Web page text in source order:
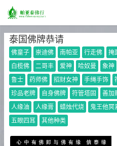
泰国佛牌恭请
佛童子 崇迪佛 南帕亚 行走佛 掩
白榄佛
二哥丰 爱神 哈奴曼 象神
鲁士
药师佛 招财女神 手绳手饰
珍品老牌
自身佛牌 符管塔固 善加
人缘油
人缘膏 蜡烛代烧 鬼王他冥
五眼四耳
其他种类